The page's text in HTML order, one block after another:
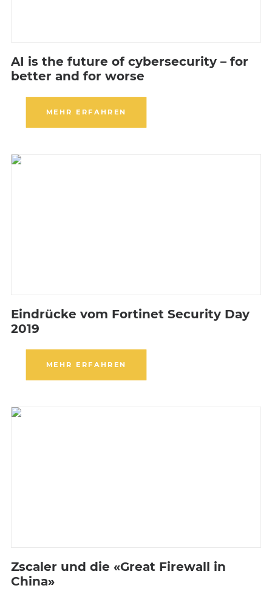
AI is the future of cybersecurity – for
better and for worse
MEHR ERFAHREN
Eindrücke vom Fortinet Security Day
2019
MEHR ERFAHREN
Zscaler und die «Great Firewall in
China»